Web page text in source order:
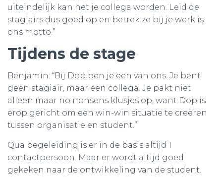
uiteindelijk kan het je collega worden. Leid de
stagiairs dus goed op en betrek ze bij je werk is
ons motto.”
Tijdens de stage
Benjamin: “Bij Dop ben je een van ons. Je bent
geen stagiair, maar een collega. Je pakt niet
alleen maar no nonsens klusjes op, want Dop is
erop gericht om een win-win situatie te creëren
tussen organisatie en student.”
Qua begeleiding is er in de basis altijd 1
contactpersoon. Maar er wordt altijd goed
gekeken naar de ontwikkeling van de student.